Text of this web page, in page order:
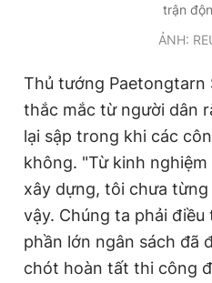
trận
ẢNH:
Thủ tướng Paetongtarn
thắc mắc từ người dân
lại sập trong khi các
không. "Từ kinh
xây dựng, tôi chưa
vậy. Chúng ta phải
phần lớn ngân sách đã
chót hoàn tất thi công